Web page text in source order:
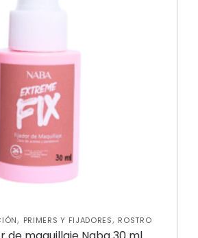
, PRIMERS Y FIJADORES, ROSTRO